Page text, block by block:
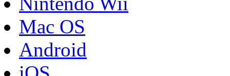
Mac OS
Android